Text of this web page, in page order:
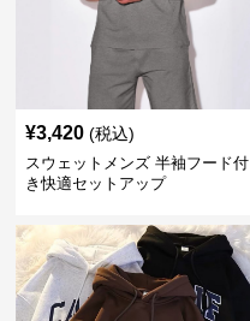
¥3,420 (税込)
スウェットメンズ 半袖フード付
き快適セットアップ